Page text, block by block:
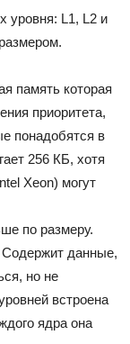
уровня: L1, L2 и
память которая
приоритета,
понадобятся в
256 КБ, хотя
Xeon) могут
по размеру.
данные,
но не
встроена
ядра она